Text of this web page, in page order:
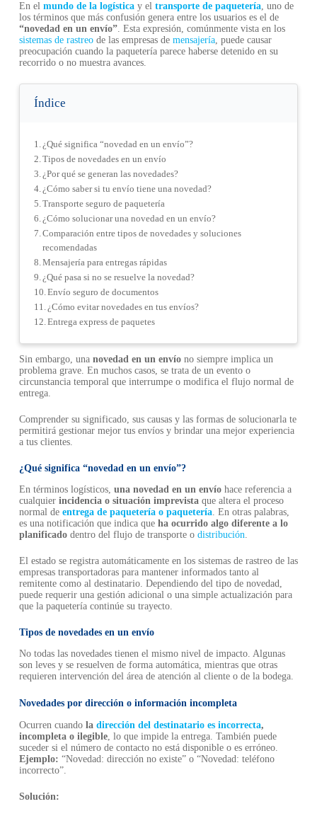
En el mundo de la logísticay el transporte de paquetería, uno de
los términos que más confusión genera entre los usuarios es el de
“novedad en un envío”. Esta expresión, comúnmente vista en los
sistemas de rastreode las empresas de mensajería, puede causar
preocupación cuando la paquetería parece haberse detenido en su
recorrido o no muestra avances.
Índice
¿Qué significa “novedad en un envío”?
Tipos de novedades en un envío
¿Por qué se generan las novedades?
¿Cómo saber si tu envío tiene una novedad?
Transporte seguro de paquetería
¿Cómo solucionar una novedad en un envío?
Comparación entre tipos de novedades y soluciones
recomendadas
Mensajería para entregas rápidas
¿Qué pasa si no se resuelve la novedad?
Envío seguro de documentos
¿Cómo evitar novedades en tus envíos?
Entrega express de paquetes
Sin embargo, una novedad en un envíono siempre implica un
problema grave. En muchos casos, se trata de un evento o
circunstancia temporal que interrumpe o modifica el flujo normal de
entrega.
Comprender su significado, sus causas y las formas de solucionarla te
permitirá gestionar mejor tus envíos y brindar una mejor experiencia
a tus clientes.
¿Qué significa “novedad en un envío”?
En términos logísticos, una novedad en un envíohace referencia a
cualquier incidencia o situación imprevistaque altera el proceso
normal de entrega de paquetería o paquetería. En otras palabras,
es una notificación que indica que ha ocurrido algo diferente a lo
planificadodentro del flujo de transporte o distribución.
El estado se registra automáticamente en los sistemas de rastreo de las
empresas transportadoras para mantener informados tanto al
remitente como al destinatario. Dependiendo del tipo de novedad,
puede requerir una gestión adicional o una simple actualización para
que la paquetería continúe su trayecto.
Tipos de novedades en un envío
No todas las novedades tienen el mismo nivel de impacto. Algunas
son leves y se resuelven de forma automática, mientras que otras
requieren intervención del área de atención al cliente o de la bodega.
Novedades por dirección o información incompleta
Ocurren cuando la dirección del destinatario es incorrecta,
incompleta o ilegible, lo que impide la entrega. También puede
suceder si el número de contacto no está disponible o es erróneo.
Ejemplo: “Novedad: dirección no existe” o “Novedad: teléfono
incorrecto”.
Solución: